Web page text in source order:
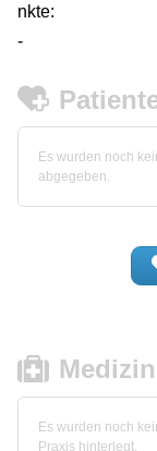
nkte:
-
Es wurden noch
abgegeben.
Es wurden noch
Praxis hinterlegt.